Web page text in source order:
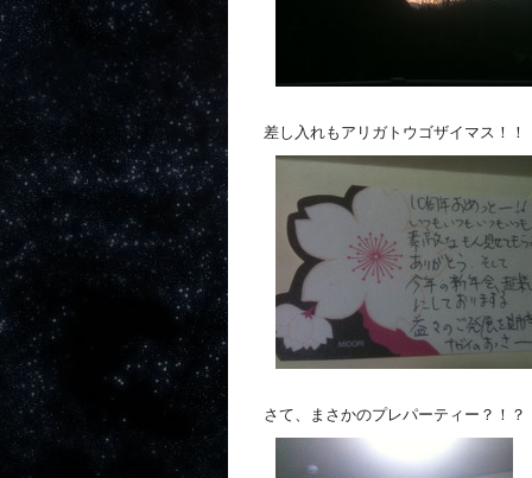
差し入れもアリガトウゴザイマス！！
さて、まさかのプレパーティー？！？